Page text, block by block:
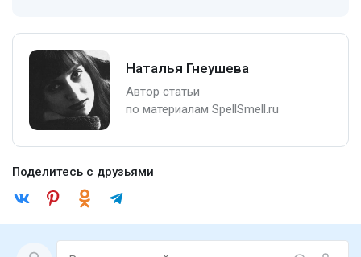
Наталья Гнеушева
Автор статьи
по материалам SpellSmell.ru
Поделитесь с друзьями